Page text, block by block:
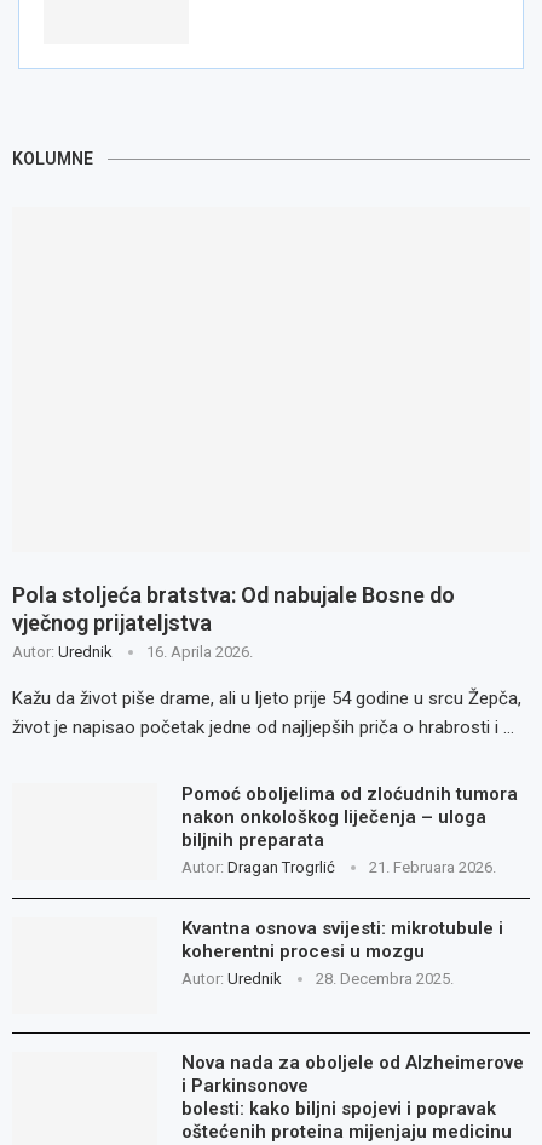
KOLUMNE
Pola stoljeća bratstva: Od nabujale Bosne do
vječnog prijateljstva
Autor: Urednik 16. Aprila 2026.
Kažu da život piše drame, ali u ljeto prije 54 godine u srcu Žepča,
život je napisao početak jedne od najljepših priča o hrabrosti i …
Pomoć oboljelima od zloćudnih tumora
nakon onkološkog liječenja – uloga
biljnih preparata
Autor: Dragan Trogrlić 21. Februara 2026.
Kvantna osnova svijesti: mikrotubule i
koherentni procesi u mozgu
Autor: Urednik 28. Decembra 2025.
Nova nada za oboljele od Alzheimerove
i Parkinsonove
bolesti: kako biljni spojevi i popravak
oštećenih proteina mijenjaju medicinu